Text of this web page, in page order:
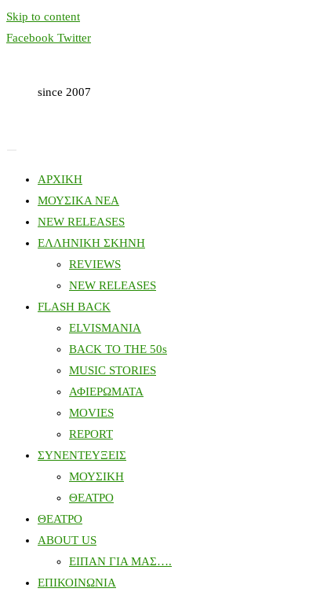
Skip to content
Facebook Twitter
since 2007
ΑΡΧΙΚΗ
ΜΟΥΣΙΚΑ ΝΕΑ
NEW RELEASES
ΕΛΛΗΝΙΚΗ ΣΚΗΝΗ
REVIEWS
NEW RELEASES
FLASH BACK
ELVISMANIA
BACK TO THE 50s
MUSIC STORIES
ΑΦΙΕΡΩΜΑΤΑ
MOVIES
REPORT
ΣΥΝΕΝΤΕΥΞΕΙΣ
ΜΟΥΣΙΚΗ
ΘΕΑΤΡΟ
ΘΕΑΤΡΟ
ABOUT US
ΕΙΠΑΝ ΓΙΑ ΜΑΣ….
ΕΠΙΚΟΙΝΩΝΙΑ